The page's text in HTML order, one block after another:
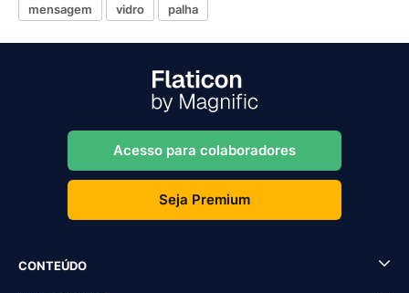
mensagem
vidro palha
Acesso para colaboradores
Seja Premium
CONTEÚDO